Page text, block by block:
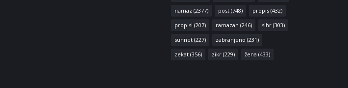
namaz (2377) post(748) propis(432)
propisi (207) ramazan (246) sihr(303)
sunnet(227) zabranjeno (231)
zekat(356) zikr(229) žena (433)